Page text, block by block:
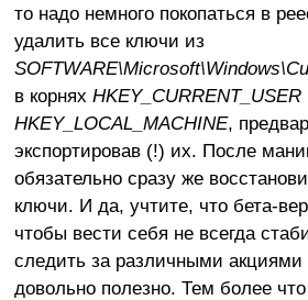
то надо немного покопаться в
удалить все ключи из
SOFTWARE\Microsoft\Windows\
в корнях HKEY_ CURRENT_ USER
HKEY_ LOCAL_ MACHINE,
экспортировав (!) их. После
обязательно сразу же
ключи. И да, учтите, что бета-
чтобы вести себя не всегда
следить за различными акциями
довольно полезно. Тем более